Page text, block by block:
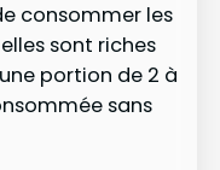
consommer les
sont riches
portion de 2 à
sans